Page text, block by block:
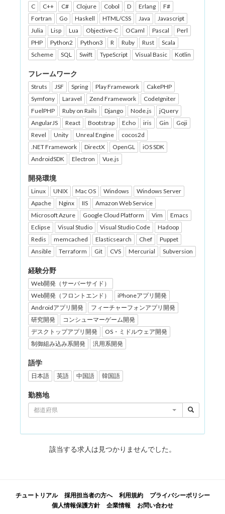
C C++ C# Clojure Cobol D Erlang
F#
Fortran
Go Haskell HTML/CSS Java
Javascript
Julia
Lisp Lua Objective-C OCaml Pascal
Perl
PHP
Python2 Python3 R Ruby Rust
Scala
Scheme
SQL Swift TypeScript Visual Basic Kotlin
フレームワーク
Struts JSF Spring Play Framework
CakePHP
Symfony
Laravel Zend Framework
CodeIgniter
FuelPHP
Ruby on Rails Django Node.js
jQuery
AngularJS
React Bootstrap Echo iris Gin
Goji
Revel
Unity Unreal Engine
cocos2d
.NET Framework
DirectX OpenGL
iOS SDK
AndroidSDK
Electron Vue.js
開発環境
Linux UNIX Mac OS Windows
Windows Server
Apache
Nginx IIS
Amazon Web Service
Microsoft Azure
Google Cloud Platform Vim
Emacs
Eclipse
Visual Studio Visual Studio Code
Hadoop
Redis
memcached Elasticsearch Chef
Puppet
Ansible
Terraform Git CVS Mercurial Subversion
経験分野
Web開発（サーバーサイド）
Web開発（フロントエンド）
iPhoneアプリ開発
Androidアプリ開発
フィーチャーフォンアプリ開発
研究開発
コンシューマーゲーム開発
デスクトップアプリ開発
OS・ミドルウェア開発
制御組み込み系開発
汎用系開発
語学
日本語 英語 中国語 韓国語
勤務地
都道府県
該当する求人は見つかりませんでした。
チュートリアル 採用担当者の方へ 利用規約
プライバシーポリシー
個人情報保護方針
企業情報 お問い合わせ